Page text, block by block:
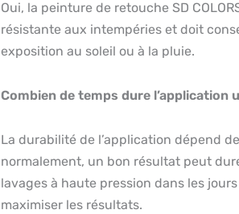
Oui, la peinture de retouche SD
résistante aux intempéries et doit
exposition au soleil ou à la pluie.
Combien de temps dure l’application
La durabilité de l’application dépend
normalement, un bon résultat peut
lavages à haute pression dans les
maximiser les résultats.